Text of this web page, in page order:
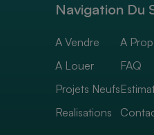
Navigation Du
A Vendre
A Louer
Projets Neufs
Realisations
A
FAQ